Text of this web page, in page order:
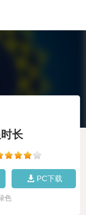
长
PC下载
色